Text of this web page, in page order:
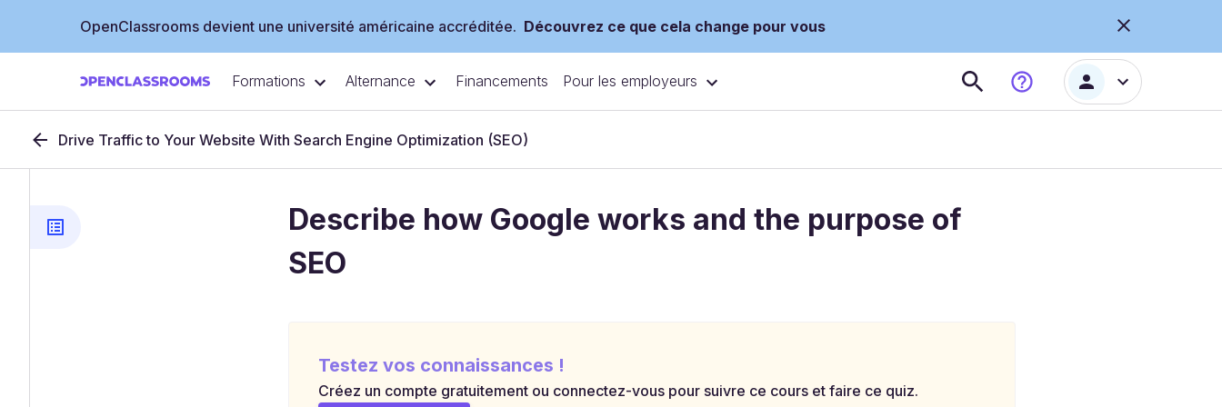
OpenClassrooms devient une université américaine accréditée. Découvrez ce que cela change pour vous
Formations Alternance Financements Pour les employeurs
Drive Traffic to Your Website With Search Engine Optimization (SEO)
Describe how Google works and the purpose of
SEO
Testez vos connaissances !
Créez un compte gratuitement ou connectez-vous pour suivre ce cours et faire ce quiz.